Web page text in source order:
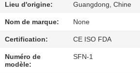
NOUVELLES
LES
AFFAIRES
Lieu d'origine: Guangdong, Chine
Nom de marque: None
Certification: CE ISO FDA
Numéro de
modèle:
SFN-1